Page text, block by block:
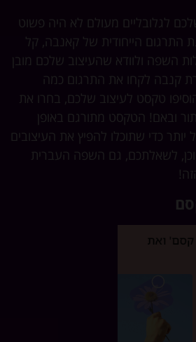
מעולם לא היה פשוט
הייחודית של קאנבה, קל
ולוודא שהעיצוב שלכם מובן
לקחו את התרגום כמה
טקסט לעיצוב שלכם, בחרו את
הטקסט מתורגם באופן
כדי שתוכלו להפיץ את העיצובים
לשאלתכם, גם השפה העברית